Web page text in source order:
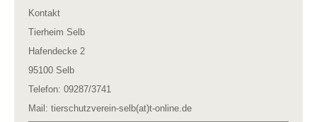
Kontakt
Tierheim Selb
Hafendecke 2
95100 Selb
Telefon: 09287/3741
Mail: tierschutzverein-selb(at)t-online.de